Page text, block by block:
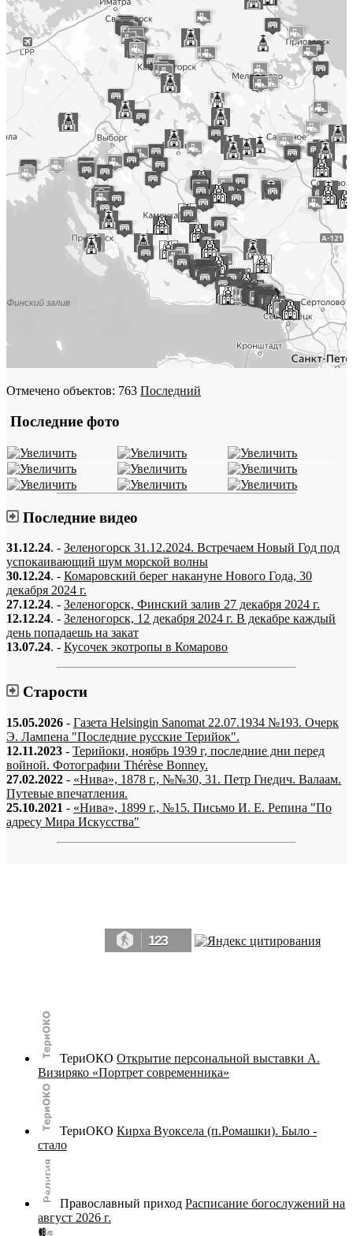
Отмечено объектов: 763 Последний
Последние фото
Последние видео
31.12.24. - Зеленогорск 31.12.2024. Встречаем Новый Год под
успокаивающий шум морской волны
30.12.24. - Комаровский берег накануне Нового Года, 30
декабря 2024 г.
27.12.24. - Зеленогорск, Финский залив 27 декабря 2024 г.
12.12.24. - Зеленогорск, 12 декабря 2024 г. В декабре каждый
день попадаешь на закат
13.07.24. - Кусочек экотропы в Комарово
Старости
15.05.2026 - Газета Helsingin Sanomat 22.07.1934 №193. Очерк
Э. Лампена "Последние русские Терийок".
12.11.2023 - Терийоки, ноябрь 1939 г, последние дни перед
войной. Фотографии Thérèse Bonney.
27.02.2022 - «Нива», 1878 г., №№30, 31. Петр Гнедич. Валаам.
Путевые впечатления.
25.10.2021 - «Нива», 1899 г., №15. Письмо И. Е. Репина "По
адресу Мира Искусства"
123
ТериОКО Открытие персональной выставки А.
Визиряко «Портрет современника»
ТериОКО Кирха Вуоксела (п.Ромашки). Было -
стало
Православный приход Расписание богослужений на
август 2026 г.